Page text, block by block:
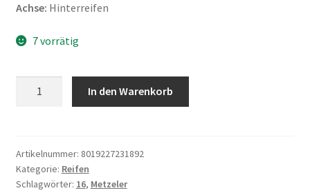
Achse: Hinterreifen
7 vorrätig
Ultra
MU85
B
In den Warenkorb
Artikelnummer: 8019227231892
Kategorie: Reifen
Schlagwörter: 16, Metzeler